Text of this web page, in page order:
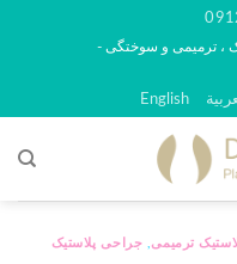
، ترمیمی و سوختگی -
English
ترمیمی
جراحی پلاستیک